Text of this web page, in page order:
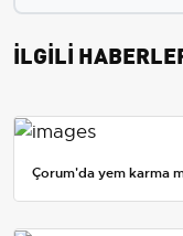
İLGİLİ
Çorum'da yem karma